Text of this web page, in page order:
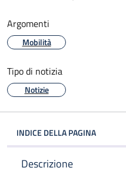
Argomenti
Mobilità
Tipo di notizia
Notizie
INDICE DELLA PAGINA
Descrizione